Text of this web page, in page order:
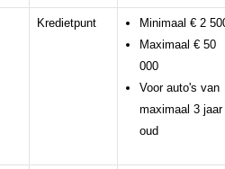
Kredietpunt
Minimaal € 2
Maximaal € 50
000
Voor auto's van
maximaal 3 jaar
oud